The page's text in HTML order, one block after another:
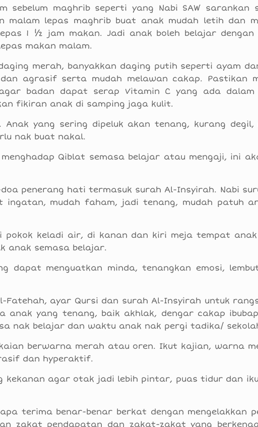
sebelum maghrib seperti yang Nabi SAW sarankan
malam lepas maghrib buat anak mudah letih dan
1 ½ jam makan. Jadi anak boleh belajar dengan
makan malam.
merah, banyakkan daging putih seperti ayam
agrasif serta mudah melawan cakap. Pastikan
agar badan dapat serap Vitamin C yang ada dalam
fikiran anak di samping jaga kulit.
Anak yang sering dipeluk akan tenang, kurang
nak buat nakal.
Qiblat semasa belajar atau mengaji, ini
penerang hati termasuk surah Al-Insyirah. Nabi
ingatan, mudah faham, jadi tenang, mudah patuh
pokok keladi air, di kanan dan kiri meja tempat
anak semasa belajar.
dapat menguatkan minda, tenangkan emosi,
Fatehah, ayar Qursi dan surah Al-Insyirah untuk
anak yang tenang, baik akhlak, dengar cakap
nak belajar dan waktu anak nak pergi tadika/
berwarna merah atau oren. Ikut kajian, warna
dan hyperaktif.
kekanan agar otak jadi lebih pintar, puas tidur dan
terima benar-benar berkat dengan mengelakkan
zakat pendapatan dan zakat-zakat yang